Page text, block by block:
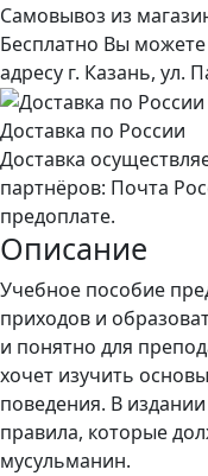
Самовывоз из
Бесплатно Вы
адресу г. Казань, ул.
Доставка по России
Доставка
партнёров: Почта
предоплате.
Описание
Учебное пособие
приходов и
и понятно для
хочет изучить
поведения. В
правила, которые
мусульманин.